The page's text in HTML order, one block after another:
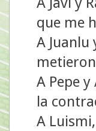
que me
A Juanlu
A Pepe
la
A